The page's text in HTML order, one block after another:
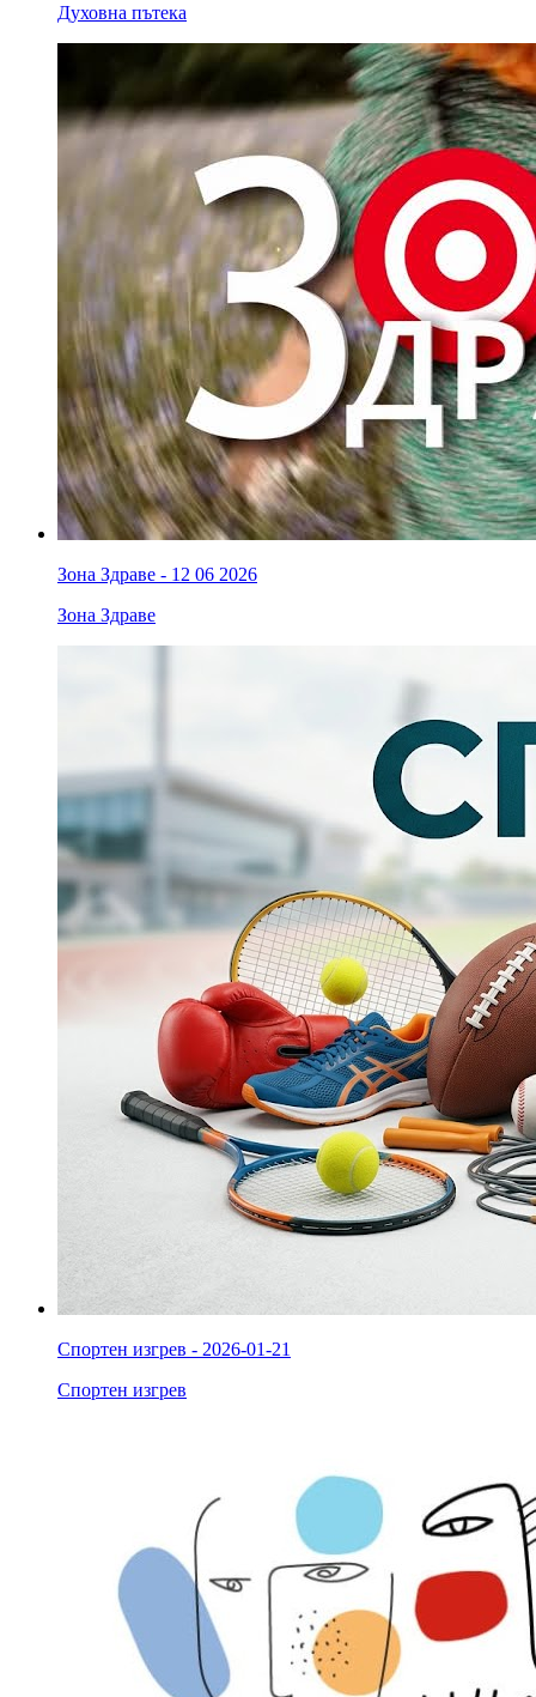
Духовна пътека
Зона Здраве - 12 06 2026
Зона Здраве
Спортен изгрев - 2026-01-21
Спортен изгрев